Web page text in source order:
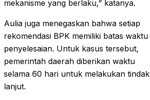
mekanisme yang berlaku,” katanya.
Aulia juga menegaskan bahwa setiap
rekomendasi BPK memiliki batas waktu
penyelesaian. Untuk kasus tersebut,
pemerintah daerah diberikan waktu
selama 60 hari untuk melakukan tindak
lanjut.